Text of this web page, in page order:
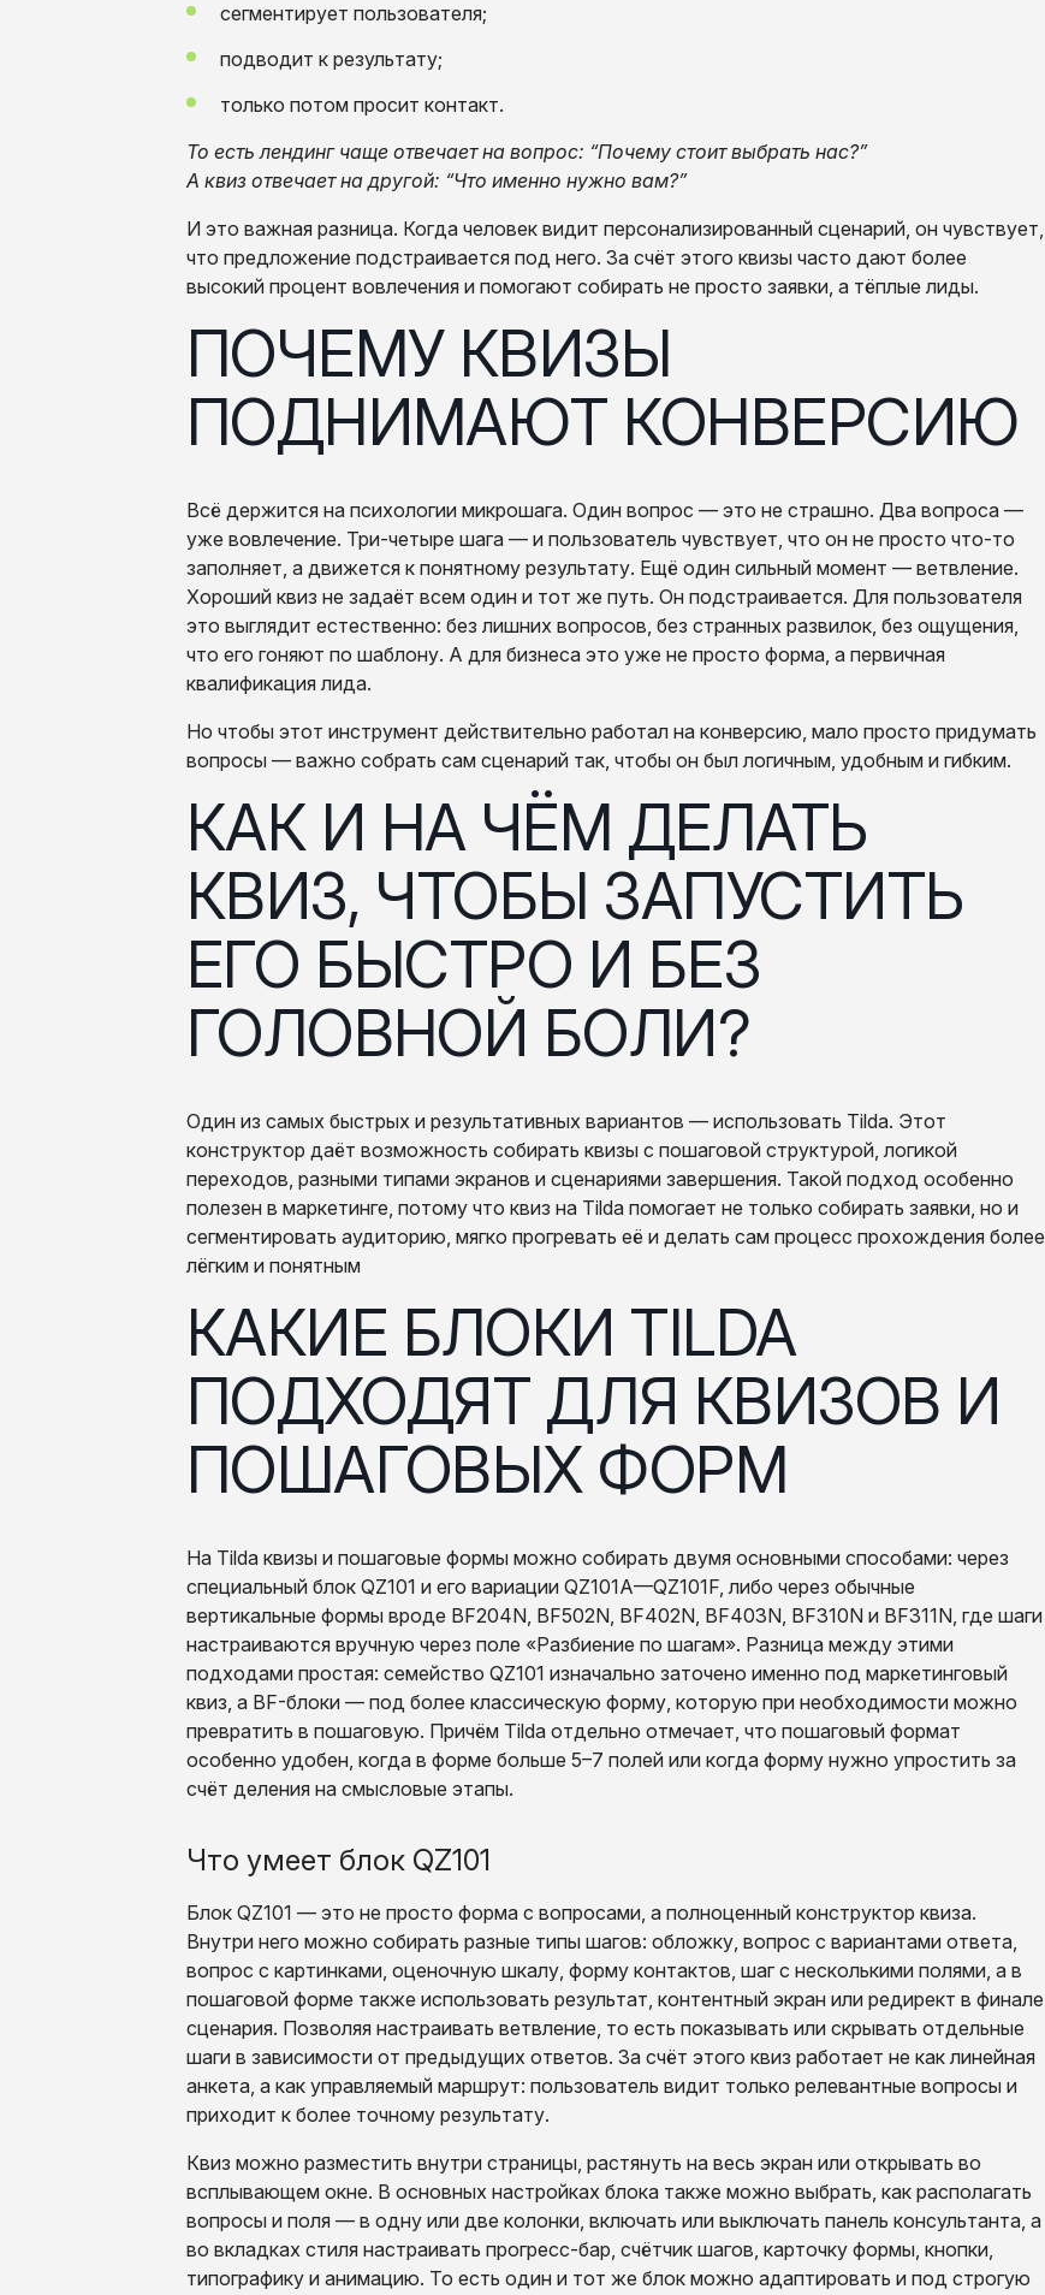
сегментирует пользователя;
подводит к результату;
только потом просит контакт.
То есть лендинг чаще отвечает на вопрос: “Почему стоит выбрать нас?”
А квиз отвечает на другой: “Что именно нужно вам?”
И это важная разница. Когда человек видит персонализированный сценарий, он чувствует,
что предложение подстраивается под него. За счёт этого квизы часто дают более
высокий процент вовлечения и помогают собирать не просто заявки, а тёплые лиды.
ПОЧЕМУ КВИЗЫ
ПОДНИМАЮТ КОНВЕРСИЮ
Всё держится на психологии микрошага. Один вопрос — это не страшно. Два вопроса —
уже вовлечение. Три-четыре шага — и пользователь чувствует, что он не просто что-то
заполняет, а движется к понятному результату. Ещё один сильный момент — ветвление.
Хороший квиз не задаёт всем один и тот же путь. Он подстраивается. Для пользователя
это выглядит естественно: без лишних вопросов, без странных развилок, без ощущения,
что его гоняют по шаблону. А для бизнеса это уже не просто форма, а первичная
квалификация лида.
Но чтобы этот инструмент действительно работал на конверсию, мало просто придумать
вопросы — важно собрать сам сценарий так, чтобы он был логичным, удобным и гибким.
КАК И НА ЧЁМ ДЕЛАТЬ
КВИЗ, ЧТОБЫ ЗАПУСТИТЬ
ЕГО БЫСТРО И БЕЗ
ГОЛОВНОЙ БОЛИ?
Один из самых быстрых и результативных вариантов — использовать Tilda. Этот
конструктор даёт возможность собирать квизы с пошаговой структурой, логикой
переходов, разными типами экранов и сценариями завершения. Такой подход особенно
полезен в маркетинге, потому что квиз на Tilda помогает не только собирать заявки, но и
сегментировать аудиторию, мягко прогревать её и делать сам процесс прохождения более
лёгким и понятным
КАКИЕ БЛОКИ TILDA
ПОДХОДЯТ ДЛЯ КВИЗОВ И
ПОШАГОВЫХ ФОРМ
На Tilda квизы и пошаговые формы можно собирать двумя основными способами: через
специальный блок QZ101 и его вариации QZ101A—QZ101F, либо через обычные
вертикальные формы вроде BF204N, BF502N, BF402N, BF403N, BF310N и BF311N, где шаги
настраиваются вручную через поле «Разбиение по шагам». Разница между этими
подходами простая: семейство QZ101 изначально заточено именно под маркетинговый
квиз, а BF-блоки — под более классическую форму, которую при необходимости можно
превратить в пошаговую. Причём Tilda отдельно отмечает, что пошаговый формат
особенно удобен, когда в форме больше 5–7 полей или когда форму нужно упростить за
счёт деления на смысловые этапы.
Что умеет блок QZ101
Блок QZ101 — это не просто форма с вопросами, а полноценный конструктор квиза.
Внутри него можно собирать разные типы шагов: обложку, вопрос с вариантами ответа,
вопрос с картинками, оценочную шкалу, форму контактов, шаг с несколькими полями, а в
пошаговой форме также использовать результат, контентный экран или редирект в финале
сценария. Позволяя настраивать ветвление, то есть показывать или скрывать отдельные
шаги в зависимости от предыдущих ответов. За счёт этого квиз работает не как линейная
анкета, а как управляемый маршрут: пользователь видит только релевантные вопросы и
приходит к более точному результату.
Квиз можно разместить внутри страницы, растянуть на весь экран или открывать во
всплывающем окне. В основных настройках блока также можно выбрать, как располагать
вопросы и поля — в одну или две колонки, включать или выключать панель консультанта, а
во вкладках стиля настраивать прогресс-бар, счётчик шагов, карточку формы, кнопки,
типографику и анимацию. То есть один и тот же блок можно адаптировать и под строгую